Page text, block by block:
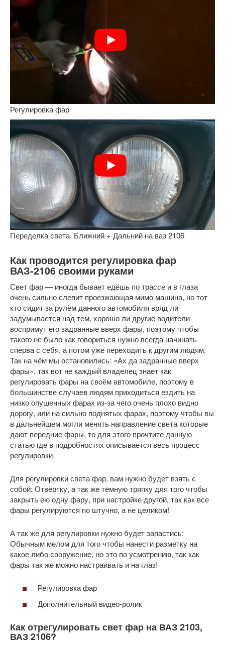
Регулировка фар
Переделка света. Ближний + Дальний на ваз 2106
Как проводится регулировка фар
ВАЗ-2106 своими руками
Свет фар — иногда бывает едёшь по трассе и в глаза
очень сильно слепит проезжающая мимо машина, но тот
кто сидит за рулём данного автомобиля вряд ли
задумывается над тем, хорошо ли другие водители
воспримут его задранные вверх фары, поэтому чтобы
такого не было как говориться нужно всегда начинать
сперва с себя, а потом уже переходить к другим людям.
Так на чём мы остановились: «Ах да задранные вверх
фары», так вот не каждый владелец знает как
регулировать фары на своём автомобиле, поэтому в
большинстве случаев людям приходиться ездить на
низко опушенных фарах из-за чего очень плохо видно
дорогу, или на сильно поднятых фарах, поэтому чтобы вы
в дальнейшем могли менять направление света которые
дают передние фары, то для этого прочтите данную
статью где в подробностях описывается весь процесс
регулировки.
Для регулировки света фар, вам нужно будет взять с
собой: Отвёртку, а так же тёмную тряпку для того чтобы
закрыть ею одну фару, при настройке другой, так как все
фары регулируются по штучно, а не целиком!
А так же для регулировки нужно будет запастись:
Обычным мелом для того чтобы нанести разметку на
какое либо сооружение, но это по усмотрению, так как
фары так же можно настраивать и на глаз!
Регулировка фар
Дополнительный видео-ролик
Как отрегулировать свет фар на ВАЗ 2103,
ВАЗ 2106?